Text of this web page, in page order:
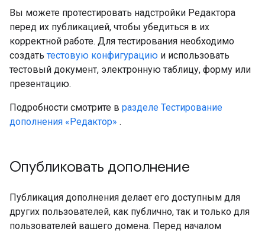
Вы можете протестировать надстройки Редактора
перед их публикацией, чтобы убедиться в их
корректной работе. Для тестирования необходимо
создать тестовую конфигурацию и использовать
тестовый документ, электронную таблицу, форму или
презентацию.
Подробности смотрите в разделе Тестирование
дополнения «Редактор» .
Опубликовать дополнение
Публикация дополнения делает его доступным для
других пользователей, как публично, так и только для
пользователей вашего домена. Перед началом